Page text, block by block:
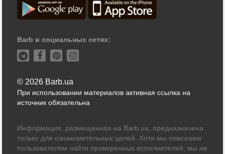
Barb в социальных сетях:
© 2026 Barb.ua
При использовании материалов активная ссылка на
источник обязательна
Информация, размещенная на Barb.ua, предназначена
только для ознакомительных целей. Хотя мы помогаем
пользователям найти проверенных исполнителей, мы не